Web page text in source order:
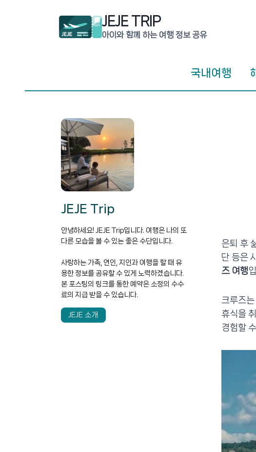
JEJE TRIP
아이와 함께 하는 여행 정보 공유
국내여행
은퇴 후
단 등은
즈 여행
크루즈는
휴식을
경험할
JEJE Trip
안녕하세요! JEJE Trip입니다. 여행은 나의 또
다른 모습을 볼 수 있는 좋은 수단입니다.
사랑하는 가족, 연인, 지인과 여행을 할 때 유
용한 정보를 공유할 수 있게 노력하겠습니다.
본 포스팅의 링크를 통한 예약은 소정의 수수
료의 지급 받을 수 있습니다.
JEJE 소개